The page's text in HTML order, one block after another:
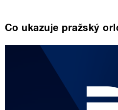
Co ukazuje pražský